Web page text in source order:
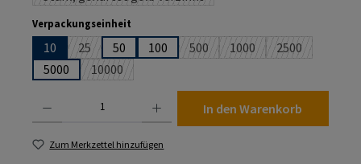
Verpackungseinheit
10 25(Diese Option ist zurzeit nicht verfügbar.)
50 100 500(Diese Option ist zurzeit nicht
1000(Diese Option ist
2500(Diese Option
5000 10000(Diese Option ist zurzeit nicht verfügbar.)
In den Warenkorb
Zum Merkzettel hinzufügen